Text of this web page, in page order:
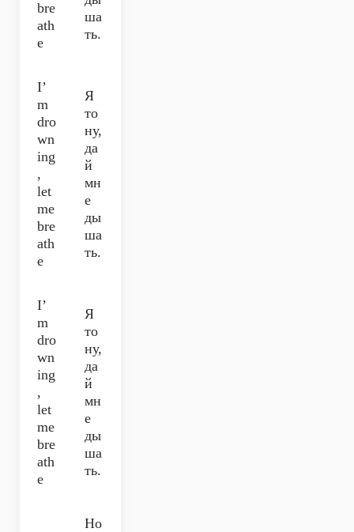
bre
ath
e
ша
ть.
I’
m
dro
wn
ing
,
let
me
bre
ath
e
Я
то
ну,
да
й
мн
е
ды
ша
ть.
I’
m
dro
wn
ing
,
let
me
bre
ath
e
Я
то
ну,
да
й
мн
е
ды
ша
ть.
Но